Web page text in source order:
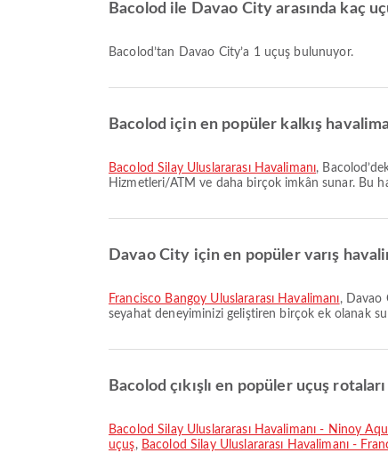
Bacolod ile Davao City arasında kaç
Bacolod’tan Davao City’a 1 uçuş bulunuyor.
Bacolod için en popüler kalkış
Bacolod Silay Uluslararası Havalimanı,
Hizmetleri/ATM ve daha birçok imkân sunar. Bu
Davao City için en popüler varış
Francisco Bangoy Uluslararası Havalimanı, Davao
seyahat deneyiminizi geliştiren birçok ek olanak
Bacolod çıkışlı en popüler uçuş
Bacolod Silay Uluslararası Havalimanı - Ninoy
uçuş, Bacolod Silay Uluslararası Havalimanı -